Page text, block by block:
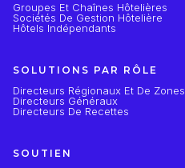
Groupes Et Chaînes Hôtelières
Sociétés De Gestion Hôtelière
Hôtels Indépendants
SOLUTIONS PAR RÔLE
Directeurs Régionaux Et De Zones
Directeurs Généraux
Directeurs De Recettes
SOUTIEN